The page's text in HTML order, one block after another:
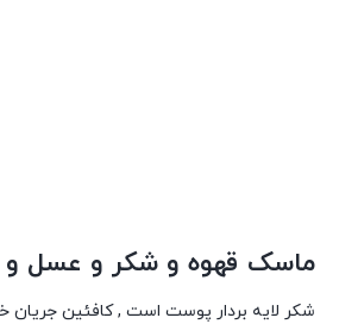
ماسک قهوه و شکر و عسل و
شکر لایه بردار پوست است , کافئین جریان